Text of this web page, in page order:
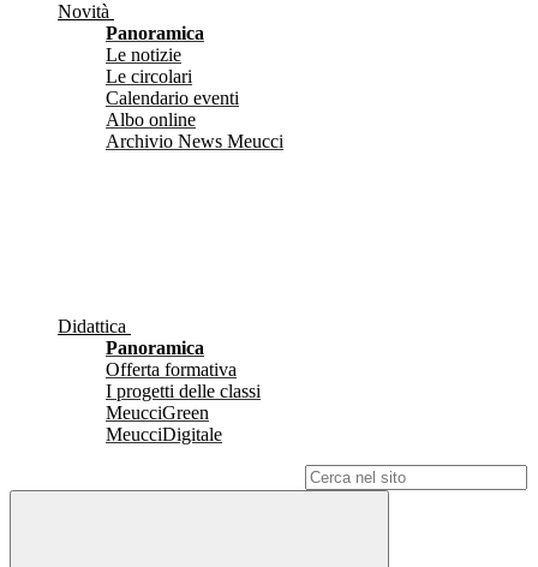
Novità
Panoramica
Le notizie
Le circolari
Calendario eventi
Albo online
Archivio News Meucci
Didattica
Panoramica
Offerta formativa
I progetti delle classi
MeucciGreen
MeucciDigitale